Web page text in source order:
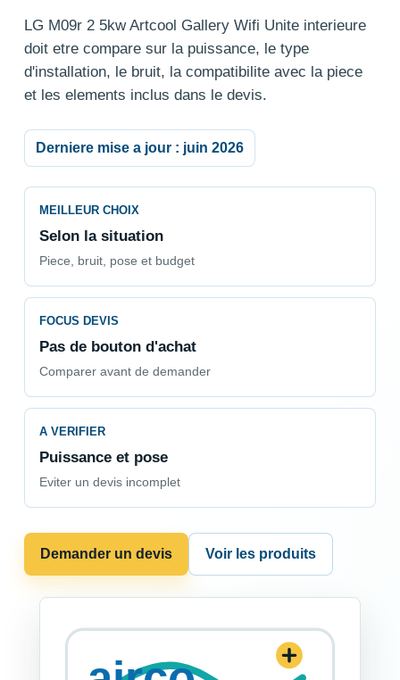
LG M09r 2 5kw Artcool Gallery Wifi Unite interieure
doit etre compare sur la puissance, le type
d'installation, le bruit, la compatibilite avec la piece
et les elements inclus dans le devis.
Derniere mise a jour : juin 2026
MEILLEUR CHOIX
Selon la situation
Piece, bruit, pose et budget
FOCUS DEVIS
Pas de bouton d'achat
Comparer avant de demander
A VERIFIER
Puissance et pose
Eviter un devis incomplet
Demander un devis Voir les produits